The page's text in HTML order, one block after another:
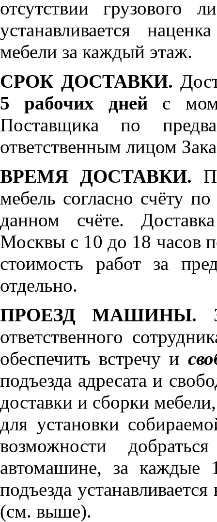
отсутствии грузового
устанавливается
мебели за каждый этаж.
СРОК ДОСТАВКИ.
5 рабочих дней с
Поставщика по
ответственным лицом
ВРЕМЯ ДОСТАВКИ.
мебель согласно счёту
данном счёте.
Москвы с 10 до 18 часов
стоимость работ за
отдельно.
ПРОЕЗД МАШИНЫ.
ответственного
обеспечить встречу и
подъезда адресата и
доставки и сборки
для установки
возможности
автомашине, за каждые
подъезда
(см. выше).